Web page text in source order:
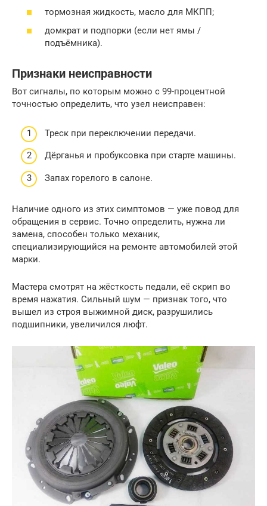
тормозная жидкость, масло для МКПП;
домкрат и подпорки (если нет ямы /
подъёмника).
Признаки неисправности
Вот сигналы, по которым можно с 99-процентной
точностью определить, что узел неисправен:
Треск при переключении передачи.
Дёрганья и пробуксовка при старте машины.
Запах горелого в салоне.
Наличие одного из этих симптомов — уже повод для
обращения в сервис. Точно определить, нужна ли
замена, способен только механик,
специализирующийся на ремонте автомобилей этой
марки.
Мастера смотрят на жёсткость педали, её скрип во
время нажатия. Сильный шум — признак того, что
вышел из строя выжимной диск, разрушились
подшипники, увеличился люфт.